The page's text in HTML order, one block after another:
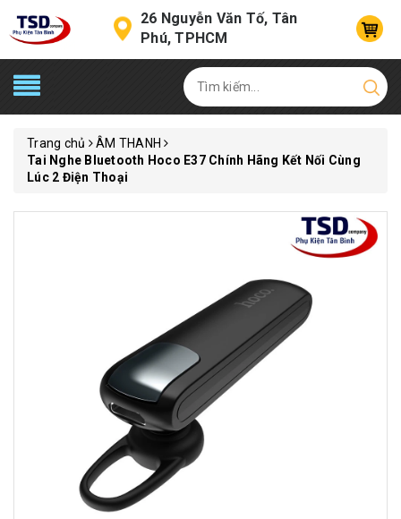
26 Nguyễn Văn Tố, Tân
Phú, TPHCM
Trang chủ
ÂM THANH
Tai Nghe Bluetooth Hoco E37 Chính Hãng Kết Nối Cùng
Lúc 2 Điện Thoại